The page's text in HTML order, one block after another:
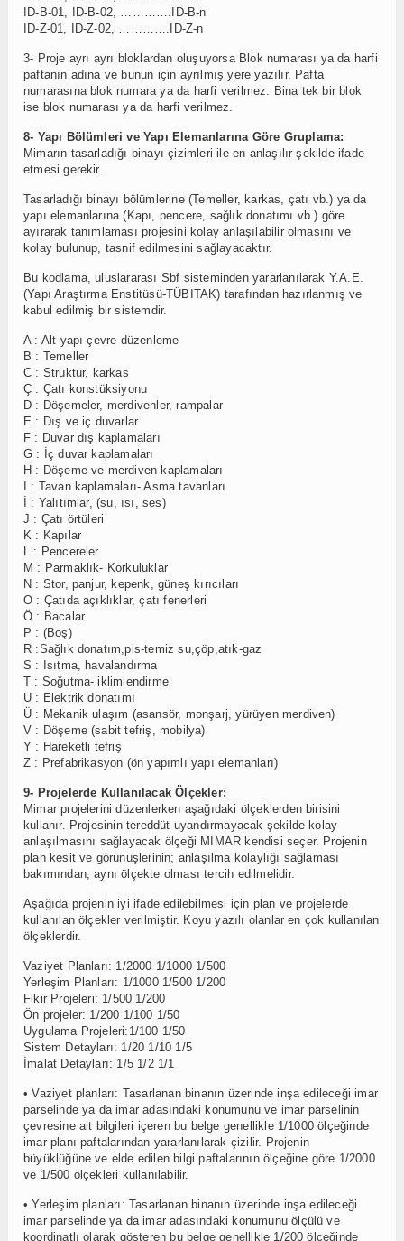
ID-B-01, ID-B-02, ………….ID-B-n
ID-Z-01, ID-Z-02, ………….ID-Z-n
3- Proje ayrı ayrı bloklardan oluşuyorsa Blok numarası ya da harfi
paftanın adına ve bunun için ayrılmış yere yazılır. Pafta
numarasına blok numara ya da harfi verilmez. Bina tek bir blok
ise blok numarası ya da harfi verilmez.
8- Yapı Bölümleri ve Yapı Elemanlarına Göre Gruplama:
Mimarın tasarladığı binayı çizimleri ile en anlaşılır şekilde ifade
etmesi gerekir.
Tasarladığı binayı bölümlerine (Temeller, karkas, çatı vb.) ya da
yapı elemanlarına (Kapı, pencere, sağlık donatımı vb.) göre
ayırarak tanımlaması projesini kolay anlaşılabilir olmasını ve
kolay bulunup, tasnif edilmesini sağlayacaktır.
Bu kodlama, uluslararası Sbf sisteminden yararlanılarak Y.A.E.
(Yapı Araştırma Enstitüsü-TÜBITAK) tarafından hazırlanmış ve
kabul edilmiş bir sistemdir.
A : Alt yapı-çevre düzenleme
B : Temeller
C : Strüktür, karkas
Ç : Çatı konstüksiyonu
D : Döşemeler, merdivenler, rampalar
E : Dış ve iç duvarlar
F : Duvar dış kaplamaları
G : İç duvar kaplamaları
H : Döşeme ve merdiven kaplamaları
I : Tavan kaplamaları- Asma tavanları
İ : Yalıtımlar, (su, ısı, ses)
J : Çatı örtüleri
K : Kapılar
L : Pencereler
M : Parmaklık- Korkuluklar
N : Stor, panjur, kepenk, güneş kırıcıları
O : Çatıda açıklıklar, çatı fenerleri
Ö : Bacalar
P : (Boş)
R :Sağlık donatım,pis-temiz su,çöp,atık-gaz
S : Isıtma, havalandırma
T : Soğutma- iklimlendirme
U : Elektrik donatımı
Ü : Mekanik ulaşım (asansör, monşarj, yürüyen merdiven)
V : Döşeme (sabit tefriş, mobilya)
Y : Hareketli tefriş
Z : Prefabrikasyon (ön yapımlı yapı elemanları)
9- Projelerde Kullanılacak Ölçekler:
Mimar projelerini düzenlerken aşağıdaki ölçeklerden birisini
kullanır. Projesinin tereddüt uyandırmayacak şekilde kolay
anlaşılmasını sağlayacak ölçeği MİMAR kendisi seçer. Projenin
plan kesit ve görünüşlerinin; anlaşılma kolaylığı sağlaması
bakımından, aynı ölçekte olması tercih edilmelidir.
Aşağıda projenin iyi ifade edilebilmesi için plan ve projelerde
kullanılan ölçekler verilmiştir. Koyu yazılı olanlar en çok kullanılan
ölçeklerdir.
Vaziyet Planları: 1/2000 1/1000 1/500
Yerleşim Planları: 1/1000 1/500 1/200
Fikir Projeleri: 1/500 1/200
Ön projeler: 1/200 1/100 1/50
Uygulama Projeleri:1/100 1/50
Sistem Detayları: 1/20 1/10 1/5
İmalat Detayları: 1/5 1/2 1/1
• Vaziyet planları: Tasarlanan binanın üzerinde inşa edileceği imar
parselinde ya da imar adasındaki konumunu ve imar parselinin
çevresine ait bilgileri içeren bu belge genellikle 1/1000 ölçeğinde
imar planı paftalarından yararlanılarak çizilir. Projenin
büyüklüğüne ve elde edilen bilgi paftalarının ölçeğine göre 1/2000
ve 1/500 ölçekleri kullanılabilir.
• Yerleşim planları: Tasarlanan binanın üzerinde inşa edileceği
imar parselinde ya da imar adasındaki konumunu ölçülü ve
koordinatlı olarak gösteren bu belge genellikle 1/200 ölçeğinde